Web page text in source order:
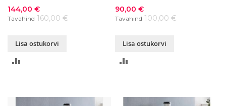
Soodushind
144,00 €
Tavahind 160,00 €
Lisa ostukorvi
Soodushind
90,00 €
Tavahind 100,00 €
Lisa ostukorvi